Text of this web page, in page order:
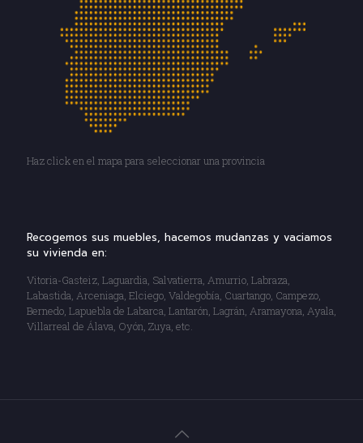
Haz click en el mapa para seleccionar una provincia
Recogemos sus muebles, hacemos mudanzas y vaciamos
su vivienda en:
Vitoria-Gasteiz, Laguardia, Salvatierra, Amurrio, Labraza,
Labastida, Arceniaga, Elciego, Valdegobía, Cuartango, Campezo,
Bernedo, Lapuebla de Labarca, Lantarón, Lagrán, Aramayona, Ayala,
Villarreal de Álava, Oyón, Zuya, etc.